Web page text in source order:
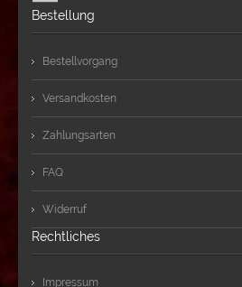
Bestellung
Bestellvorgang
Versandkosten
Zahlungsarten
FAQ
Widerruf
Rechtliches
Impressum